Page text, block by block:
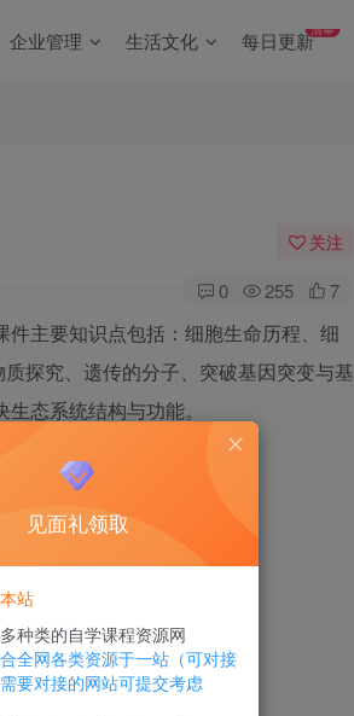
企业管理 生活文化 每日更新清单
关注
0 255 7
主要知识点包括：细胞生命历程、细
探究、遗传的分子、突破基因突变与基
态系统结构与功能。
见面礼领取
站
种类的自学课程资源网
全网各类资源于一站（可对接
要对接的网站可提交考虑